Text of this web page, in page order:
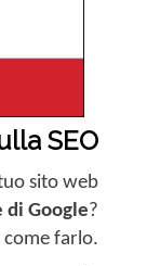
SEO
sito web
di Google?
come farlo.